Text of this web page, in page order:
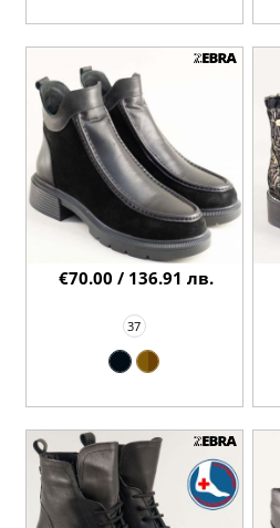
37
€70.00 / 136.91 лв.